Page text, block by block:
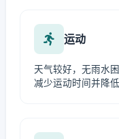
运动
天气较好，无雨水
减少运动时间并降